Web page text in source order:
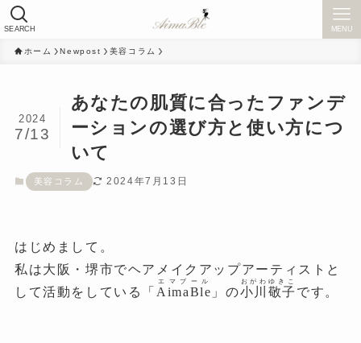
SEARCH MENU
ホーム Newpost 美容コラム
あなたの肌質に合ったファンデ
ーションの選び方と使い方につ
いて
2024
7/13
美容コラム 2024年7月13日
はじめまして。
私は大阪・堺市でヘアメイクアップアーティストと
して活動をしている「 AimaBle
エマブール
」の小川敬子
おがわゆきこ
です。